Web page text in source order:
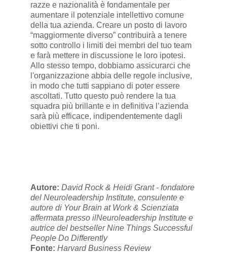
razze e nazionalità è fondamentale per
aumentare il potenziale intellettivo comune
della tua azienda. Creare un posto di lavoro
“maggiormente diverso” contribuirà a tenere
sotto controllo i limiti dei membri del tuo team
e farà mettere in discussione le loro ipotesi.
Allo stesso tempo, dobbiamo assicurarci che
l'organizzazione abbia delle regole inclusive,
in modo che tutti sappiano di poter essere
ascoltati. Tutto questo può rendere la tua
squadra più brillante e in definitiva l’azienda
sarà più efficace, indipendentemente dagli
obiettivi che ti poni.
Autore: David Rock & Heidi Grant - fondatore
del Neuroleadership Institute, consulente e
autore di Your Brain at Work & Scienziata
affermata presso ilNeuroleadership Institute e
autrice del bestseller Nine Things Successful
People Do Differently
Fonte: Harvard Business Review